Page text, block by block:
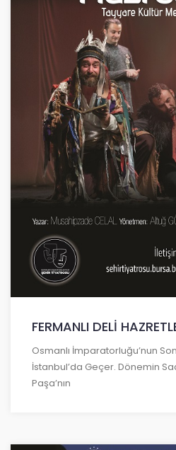
FERMANLI DELİ
Osmanlı İmparatorluğu’nun
İstanbul’da Geçer. Dönemin
Paşa’nın